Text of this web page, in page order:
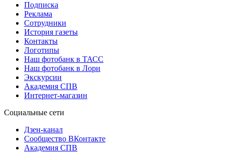
Подписка
Реклама
Сотрудники
История газеты
Контакты
Логотипы
Наш фотобанк в ТАСС
Наш фотобанк в Лори
Экскурсии
Академия СПВ
Интернет-магазин
Социальные сети
Дзен-канал
Сообщество ВКонтакте
Академия СПВ